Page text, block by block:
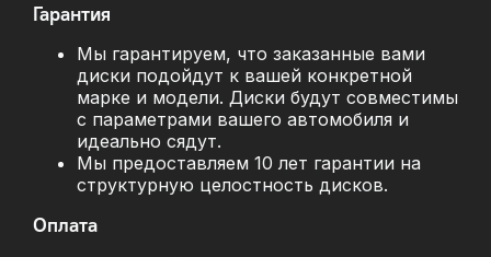
Гарантия
Мы гарантируем, что заказанные вами
диски подойдут к вашей конкретной
марке и модели. Диски будут совместимы
с параметрами вашего автомобиля и
идеально сядут.
Мы предоставляем 10 лет гарантии на
структурную целостность дисков.
Оплата